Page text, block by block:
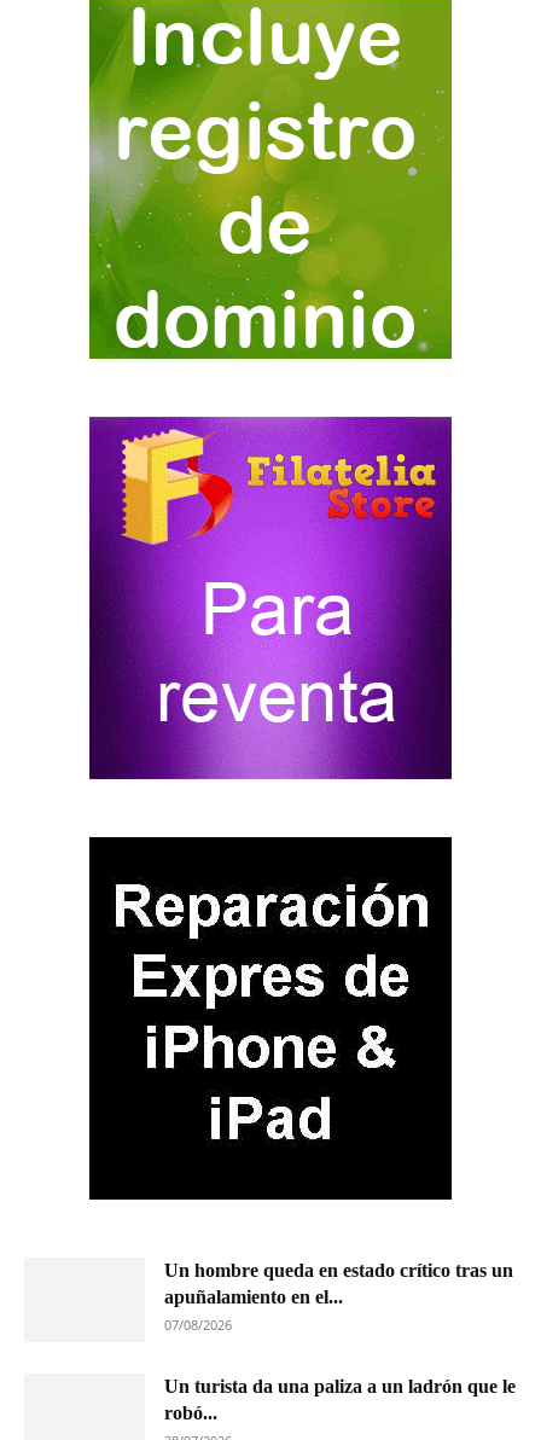
Un hombre queda en estado crítico tras un
apuñalamiento en el...
07/08/2026
Un turista da una paliza a un ladrón que le
robó...